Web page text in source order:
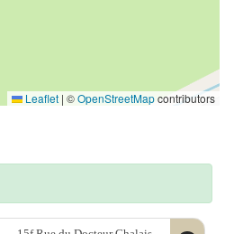
Leaflet | ©OpenStreetMapcontributors